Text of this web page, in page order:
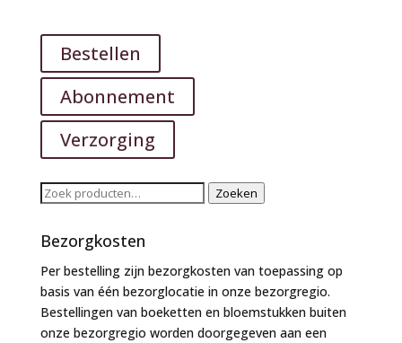
Bestellen
Abonnement
Verzorging
Zoeken
Zoeken
Bezorgkosten
Per bestelling zijn bezorgkosten van toepassing op
basis van één bezorglocatie in onze bezorgregio.
Bestellingen van boeketten en bloemstukken buiten
onze bezorgregio worden doorgegeven aan een